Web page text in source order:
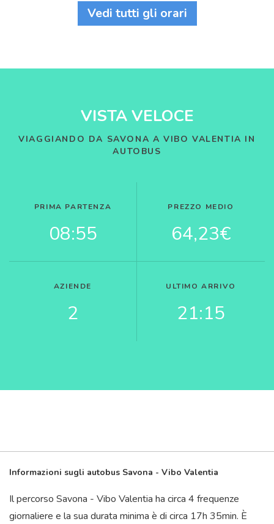
Vedi tutti gli orari
VISTA VELOCE
VIAGGIANDO DA SAVONA A VIBO VALENTIA IN
AUTOBUS
PRIMA PARTENZA
08:55
PREZZO MEDIO
64,23€
AZIENDE
2
ULTIMO ARRIVO
21:15
Informazioni sugli autobus Savona - Vibo Valentia
Il percorso Savona - Vibo Valentia ha circa 4 frequenze
giornaliere e la sua durata minima è di circa 17h 35min. È